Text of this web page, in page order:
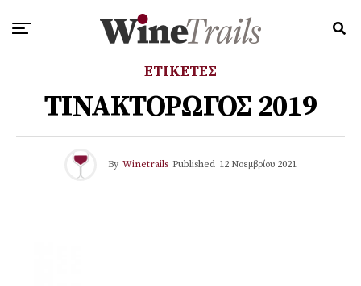
ΕΤΙΚΕΤΕΣ
ΤΙΝΑΚΤΟΡΩΓΟΣ 2019
By Winetrails Published 12 Νοεμβρίου 2021